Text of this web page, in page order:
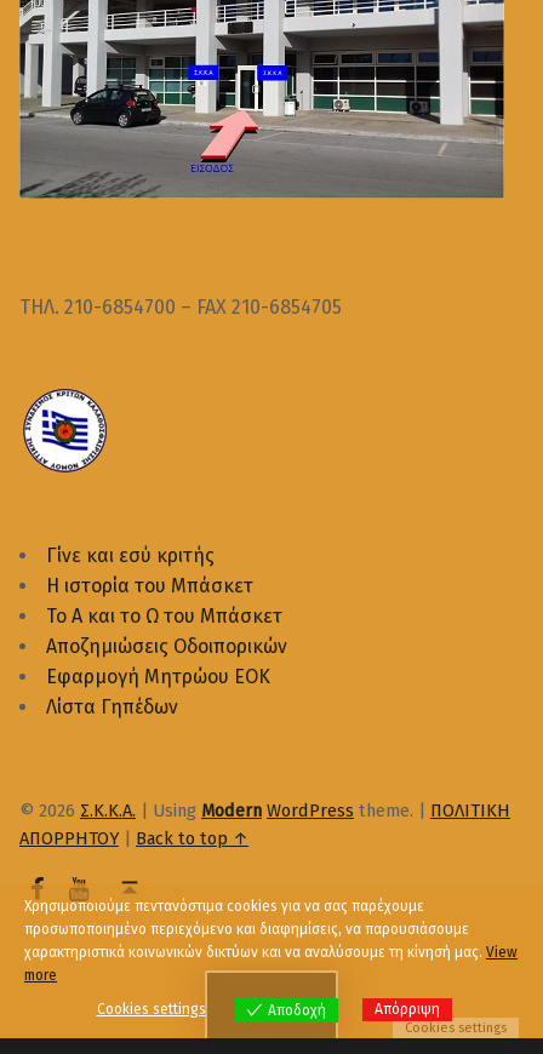
Menu
ΤΗΛ. 210-6854700 – FAX 210-6854705
Γίνε και εσύ κριτής
Η ιστορία του Μπάσκετ
Το Α και το Ω του Μπάσκετ
Αποζημιώσεις Οδοιπορικών
Εφαρμογή Μητρώου ΕΟΚ
Λίστα Γηπέδων
© 2026 Σ.Κ.Κ.Α. | Using Modern WordPress theme. | ΠΟΛΙΤΙΚΗ
ΑΠΟΡΡΗΤΟΥ | Back to top ↑
Χρησιμοποιούμε πεντανόστιμα cookies για να σας παρέχουμε
προσωποποιημένο περιεχόμενο και διαφημίσεις, να παρουσιάσουμε
χαρακτηριστικά κοινωνικών δικτύων και να αναλύσουμε τη κίνησή μας. View
more
Cookies settings
Αποδοχή Απόρριψη
Cookies settings